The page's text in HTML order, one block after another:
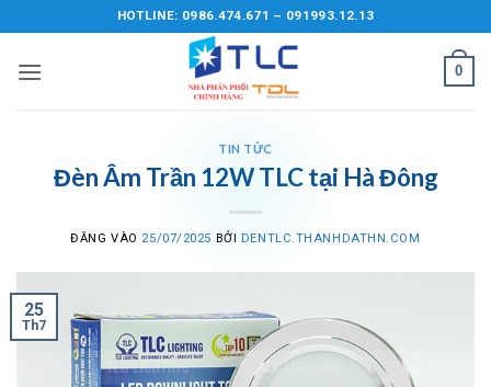
qua
nội
HOTLINE: 0986.474.671 – 091993.12.13
0
TIN TỨC
Đèn Âm Trần 12W TLC tại Hà Đông
ĐĂNG VÀO 25/07/2025 BỞI DENTLC.THANHDATHN.COM
25
Th7